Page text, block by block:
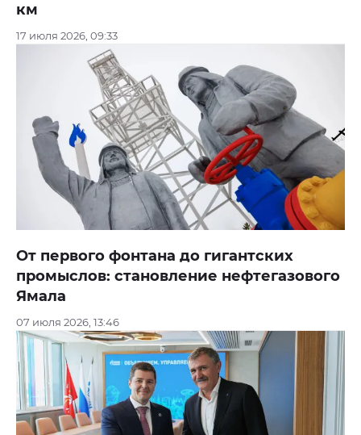
км
17 июля 2026, 09:33
От первого фонтана до гигантских
промыслов: становление нефтегазового
Ямала
07 июля 2026, 13:46